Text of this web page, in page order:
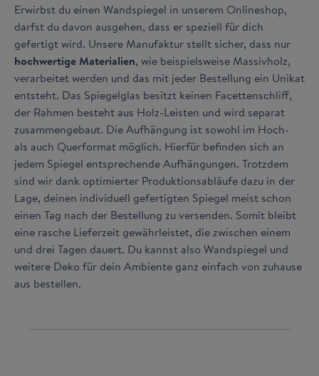
Erwirbst du einen Wandspiegel in unserem Onlineshop,
darfst du davon ausgehen, dass er speziell für dich
gefertigt wird. Unsere Manufaktur stellt sicher, dass nur
hochwertige Materialien, wie beispielsweise Massivholz,
verarbeitet werden und das mit jeder Bestellung ein Unikat
entsteht. Das Spiegelglas besitzt keinen Facettenschliff,
der Rahmen besteht aus Holz-Leisten und wird separat
zusammengebaut. Die Aufhängung ist sowohl im Hoch-
als auch Querformat möglich. Hierfür befinden sich an
jedem Spiegel entsprechende Aufhängungen. Trotzdem
sind wir dank optimierter Produktionsabläufe dazu in der
Lage, deinen individuell gefertigten Spiegel meist schon
einen Tag nach der Bestellung zu versenden. Somit bleibt
eine rasche Lieferzeit gewährleistet, die zwischen einem
und drei Tagen dauert. Du kannst also Wandspiegel und
weitere Deko für dein Ambiente ganz einfach von zuhause
aus bestellen.